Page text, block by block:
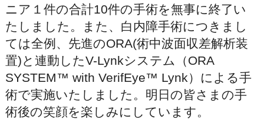
ニア１件の合計10件の手術を無事に終了い
たしました。また、白内障手術につきまし
ては全例、先進のORA(術中波面収差解析装
置)と連動したV-Lynkシステム（ORA
SYSTEM™ with VerifEye™ Lynk）による手
術で実施いたしました。明日の皆さまの手
術後の笑顔を楽しみにしています。